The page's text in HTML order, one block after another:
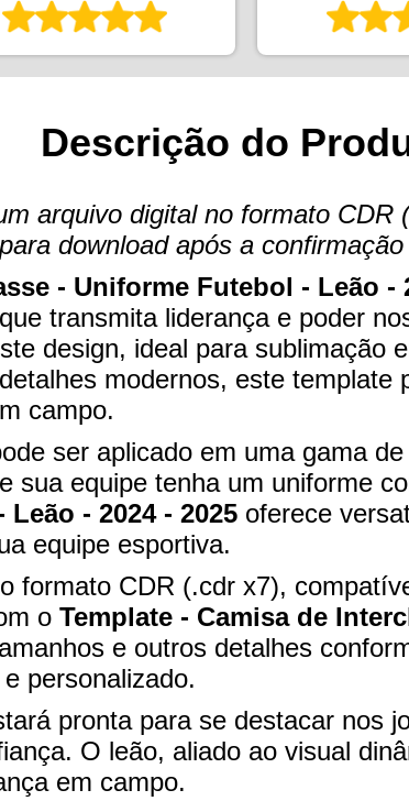
Descrição do
arquivo digital no formato
download após a
- Uniforme Futebol - Leão -
transmita liderança e poder
design, ideal para sublimação
modernos, este template
campo.
ser aplicado em uma gama
sua equipe tenha um uniforme
- 2024 - 2025 oferece
equipe esportiva.
formato CDR (.cdr x7),
o Template - Camisa de
e outros detalhes
personalizado.
pronta para se destacar nos
O leão, aliado ao visual
em campo.